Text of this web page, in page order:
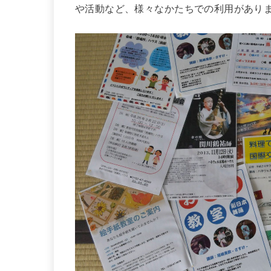
や活動など、様々なかたちでの利用があり